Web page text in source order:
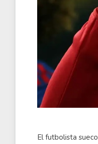
El futbolista